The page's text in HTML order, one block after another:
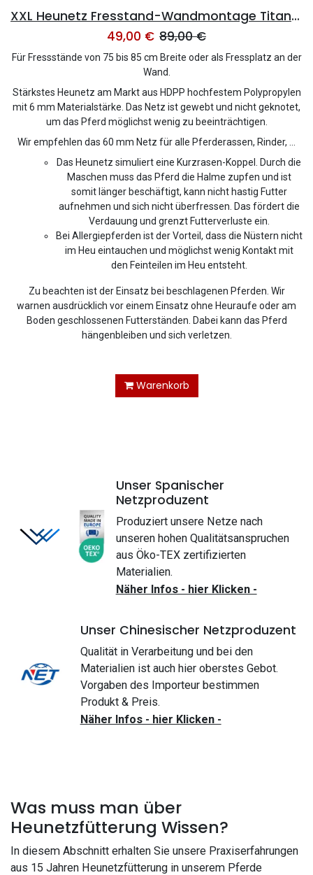
XXL Heunetz Fresstand-Wandmontage Titan 60mm Maschenweite - eXtraStark 6mm Gewebe - 220x80x100cm
49,00 € 89,00€
Für Fressstände von 75 bis 85 cm Breite oder als Fressplatz an der
Wand.
Stärkstes Heunetz am Markt aus HDPP hochfestem Polypropylen
mit 6 mm Materialstärke. Das Netz ist gewebt und nicht geknotet,
um das Pferd möglichst wenig zu beeinträchtigen.
Wir empfehlen das 60 mm Netz für alle Pferderassen, Rinder, ...
Das Heunetz simuliert eine Kurzrasen-Koppel. Durch die
Maschen muss das Pferd die Halme zupfen und ist
somit länger beschäftigt, kann nicht hastig Futter
aufnehmen und sich nicht überfressen. Das fördert die
Verdauung und grenzt Futterverluste ein.
Bei Allergiepferden ist der Vorteil, dass die Nüstern nicht
im Heu eintauchen und möglichst wenig Kontakt mit
den Feinteilen im Heu entsteht.
Zu beachten ist der Einsatz bei beschlagenen Pferden. Wir
warnen ausdrücklich vor einem Einsatz ohne Heuraufe oder am
Boden geschlossenen Futterständen. Dabei kann das Pferd
hängenbleiben und sich verletzen.
Warenkorb
Unser Spanischer
Netzproduzent
Produziert unsere Netze nach
unseren hohen Qualitätsanspruchen
aus Öko-TEX zertifizierten
Materialien.
Näher Infos - hier Klicken -
Unser Chinesischer Netzproduzent
Qualität in Verarbeitung und bei den
Materialien ist auch hier oberstes Gebot.
Vorgaben des Importeur bestimmen
Produkt & Preis.
Näher Infos - hier Klicken -
Was muss man über
Heunetzfütterung Wissen?
In diesem Abschnitt erhalten Sie unsere Praxiserfahrungen
aus 15 Jahren Heunetzfütterung in unserem Pferde